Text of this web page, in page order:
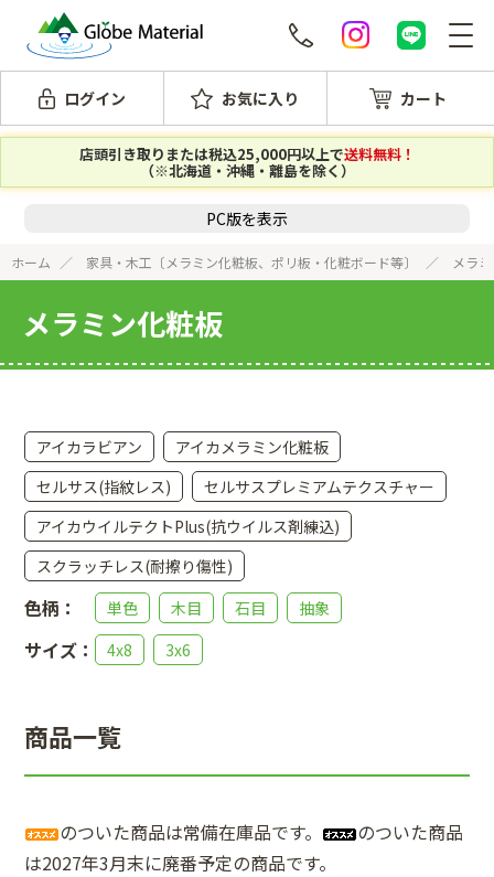
ログイン お気に入り カート
店頭引き取りまたは税込25,000円以上で送料無料！
（※北海道・沖縄・離島を除く）
PC版を表示
ホーム 家具・木工〔メラミン化粧板、ポリ板・化粧ボード等〕 メラ
メラミン化粧板
アイカラビアン
アイカメラミン化粧板
セルサス(指紋レス)
セルサスプレミアムテクスチャー
アイカウイルテクトPlus(抗ウイルス剤練込)
スクラッチレス(耐擦り傷性)
色柄： 単色 木目 石目 抽象
サイズ： 4x8 3x6
商品一覧
のついた商品は常備在庫品です。
のついた商品
は2027年3月末に廃番予定の商品です。